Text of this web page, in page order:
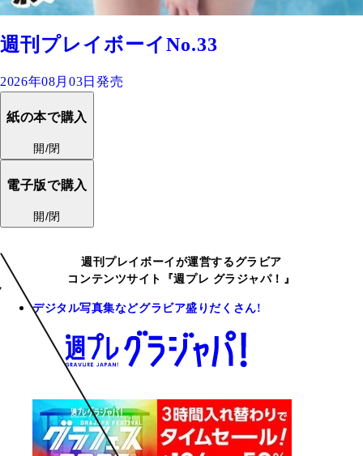
週刊プレイボーイNo.33
2026年08月03日発売
紙の本で購入
開/閉
電子版で購入
開/閉
週刊プレイボーイが運営するグラビア
コンテンツサイト『週プレ グラジャパ！』
デジタル写真集などグラビア盛りだくさん!